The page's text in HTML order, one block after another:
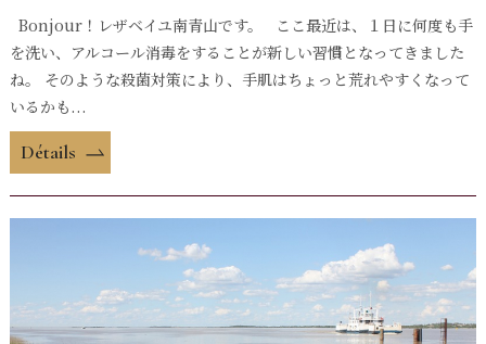
Bonjour！レザベイユ南青山です。 ここ最近は、１日に何度も手
を洗い、アルコール消毒をすることが新しい習慣となってきました
ね。 そのような殺菌対策により、手肌はちょっと荒れやすくなって
いるかも...
Détails